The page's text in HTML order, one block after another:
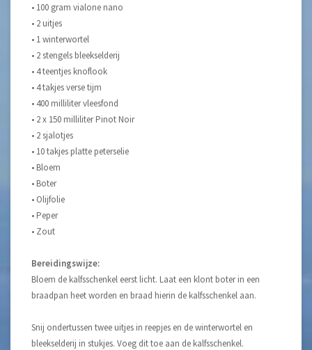
• 100 gram vialone nano
• 2 uitjes
• 1 winterwortel
• 2 stengels bleekselderij
• 4 teentjes knoflook
• 4 takjes verse tijm
• 400 milliliter vleesfond
• 2 x 150 milliliter Pinot Noir
• 2 sjalotjes
• 10 takjes platte peterselie
• Bloem
• Boter
• Olijfolie
• Peper
• Zout
Bereidingswijze:
Bloem de kalfsschenkel eerst licht. Laat een klont boter in een
braadpan heet worden en braad hierin de kalfsschenkel aan.
Snij ondertussen twee uitjes in reepjes en de winterwortel en
bleekselderij in stukjes. Voeg dit toe aan de kalfsschenkel.